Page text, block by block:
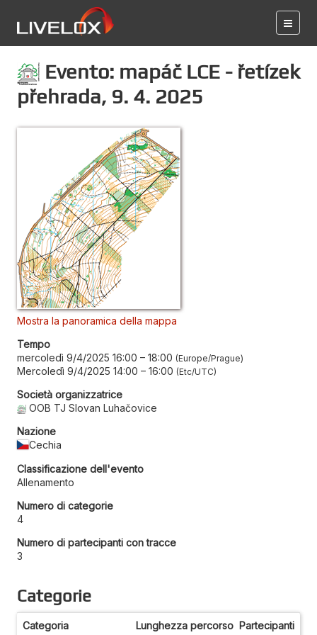
Evento: mapáč LCE - řetízek
přehrada, 9. 4. 2025
Mostra la panoramica della mappa
Tempo
mercoledì 9/4/2025 16:00 – 18:00 Europe/Prague
Mercoledì 9/4/2025 14:00 – 16:00 Etc/UTC
Società organizzatrice
OOB TJ Slovan Luhačovice
Nazione
Cechia
Classificazione dell'evento
Allenamento
Numero di categorie
4
Numero di partecipanti con tracce
3
Categorie
Categoria Lunghezza percorso Partecipanti